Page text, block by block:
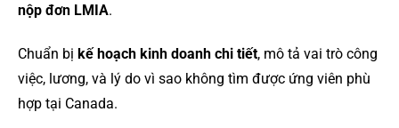
nộp đơn LMIA.
Chuẩn bị kế hoạch kinh doanh chi tiết, mô tả vai trò công
việc, lương, và lý do vì sao không tìm được ứng viên phù
hợp tại Canada.